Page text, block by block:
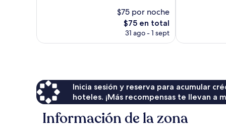
$75 por noche
El
precio
$75 en total
31 ago - 1 sept
Inicia sesión y reserva para acumular
hoteles. ¡Más recompensas te llevan a
Información de la zona